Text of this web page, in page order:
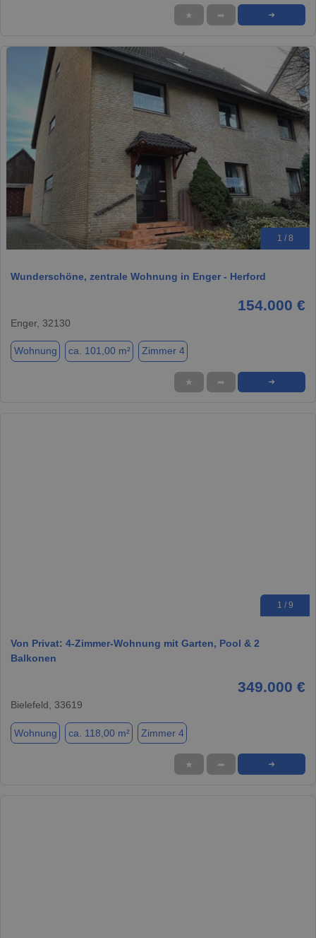
★ ➦ ➜
1 / 8
Wunderschöne, zentrale Wohnung in Enger - Herford
154.000 €
Enger, 32130
Wohnung ca. 101,00 m² Zimmer 4
★ ➦ ➜
1 / 9
Von Privat: 4-Zimmer-Wohnung mit Garten, Pool & 2
Balkonen
349.000 €
Bielefeld, 33619
Wohnung ca. 118,00 m² Zimmer 4
★ ➦ ➜